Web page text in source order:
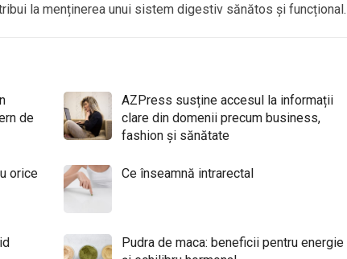
la menținerea unui sistem digestiv sănătos și funcțional.
de
AZPress susține accesul la informații
clare din domenii precum business,
fashion și sănătate
orice
Ce înseamnă intrarectal
Pudra de maca: beneficii pentru energie